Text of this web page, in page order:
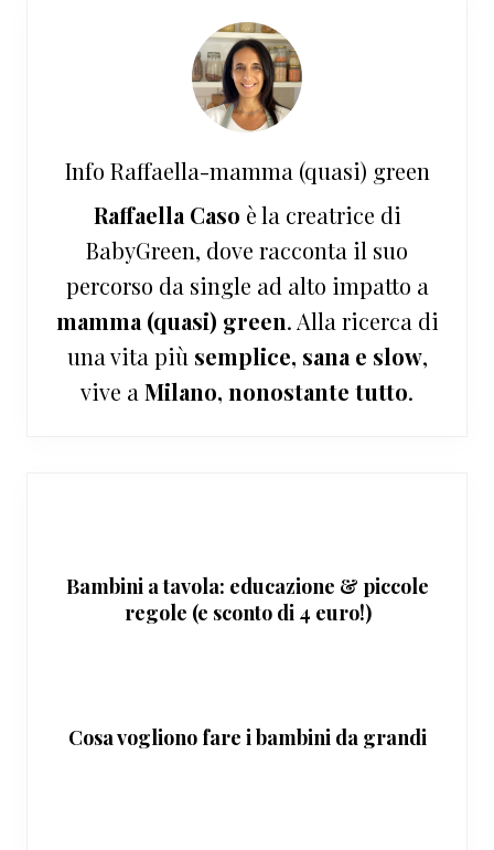
Info Raffaella-mamma (quasi) green
Raffaella Caso è la creatrice di
BabyGreen, dove racconta il suo
percorso da single ad alto impatto a
mamma (quasi) green. Alla ricerca di
una vita più semplice, sana e slow,
vive a Milano, nonostante tutto.
Bambini a tavola: educazione & piccole
regole (e sconto di 4 euro!)
Cosa vogliono fare i bambini da grandi